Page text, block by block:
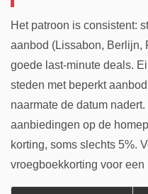
Het patroon is consistent:
aanbod (Lissabon, Berlijn,
goede last-minute deals.
steden met beperkt
naarmate de datum
aanbiedingen op de
korting, soms slechts 5%.
vroegboekkorting voor